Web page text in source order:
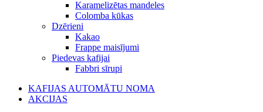
Karamelizētas mandeles
Colomba kūkas
Dzērieni
Kakao
Frappe maisījumi
Piedevas kafijai
Fabbri sīrupi
KAFIJAS AUTOMĀTU NOMA
AKCIJAS